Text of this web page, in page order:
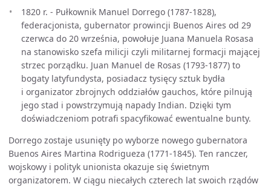
1820 r. - Pułkownik Manuel Dorrego (1787-1828),
federacjonista, gubernator prowincji Buenos Aires od 29
czerwca do 20 września, powołuje Juana Manuela Rosasa
na stanowisko szefa milicji czyli militarnej formacji mającej
strzec porządku. Juan Manuel de Rosas (1793-1877) to
bogaty latyfundysta, posiadacz tysięcy sztuk bydła
i organizator zbrojnych oddziałów gauchos, które pilnują
jego stad i powstrzymują napady Indian. Dzięki tym
doświadczeniom potrafi spacyfikować ewentualne bunty.
Dorrego zostaje usunięty po wyborze nowego gubernatora
Buenos Aires Martina Rodrigueza (1771-1845). Ten ranczer,
wojskowy i polityk unionista okazuje się świetnym
organizatorem. W ciągu niecałych czterech lat swoich rządów